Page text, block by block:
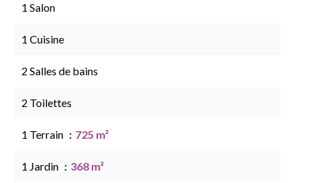
1 Salon
1 Cuisine
2 Salles de bains
2 Toilettes
1 Terrain 725 m²
1 Jardin 368 m²